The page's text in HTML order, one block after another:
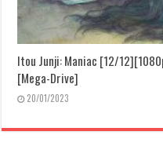
Itou Junji: Maniac [12/
[Mega-Drive]
20/01/2023